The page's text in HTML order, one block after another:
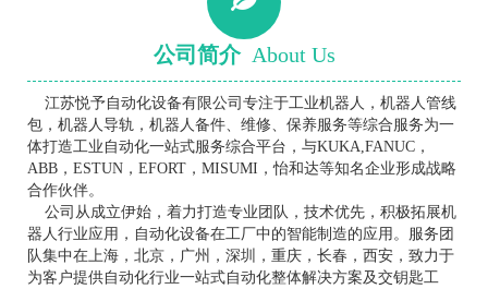
公司简介 About Us
江苏悦予自动化设备有限公司专注于工业机器人，机器人管线
包，机器人导轨，机器人备件、维修、保养服务等综合服务为一
体打造工业自动化一站式服务综合平台，与KUKA,FANUC，
ABB，ESTUN，EFORT，MISUMI，怡和达等知名企业形成战略
合作伙伴。
公司从成立伊始，着力打造专业团队，技术优先，积极拓展机
器人行业应用，自动化设备在工厂中的智能制造的应用。服务团
队集中在上海，北京，广州，深圳，重庆，长春，西安，致力于
为客户提供自动化行业一站式自动化整体解决方案及交钥匙工